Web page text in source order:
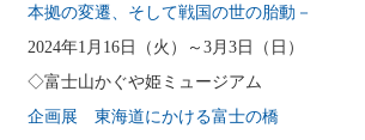
本拠の変遷、そして戦国の世の胎動－
2024年1月16日（火）～3月3日（日）
◇富士山かぐや姫ミュージアム
企画展 東海道にかける富士の橋